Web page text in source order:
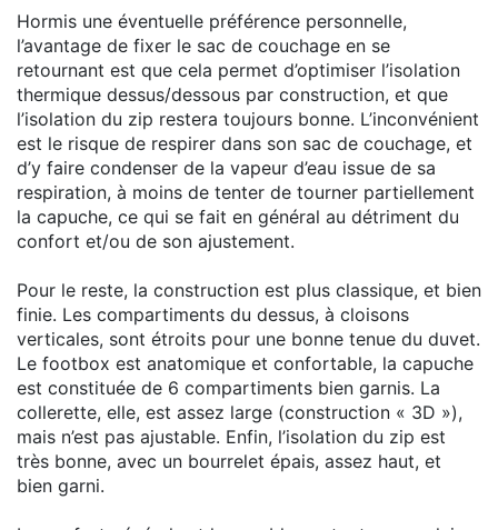
Hormis une éventuelle préférence personnelle,
l’avantage de fixer le sac de couchage en se
retournant est que cela permet d’optimiser l’isolation
thermique dessus/dessous par construction, et que
l’isolation du zip restera toujours bonne. L’inconvénient
est le risque de respirer dans son sac de couchage, et
d’y faire condenser de la vapeur d’eau issue de sa
respiration, à moins de tenter de tourner partiellement
la capuche, ce qui se fait en général au détriment du
confort et/ou de son ajustement.
Pour le reste, la construction est plus classique, et bien
finie. Les compartiments du dessus, à cloisons
verticales, sont étroits pour une bonne tenue du duvet.
Le footbox est anatomique et confortable, la capuche
est constituée de 6 compartiments bien garnis. La
collerette, elle, est assez large (construction « 3D »),
mais n’est pas ajustable. Enfin, l’isolation du zip est
très bonne, avec un bourrelet épais, assez haut, et
bien garni.